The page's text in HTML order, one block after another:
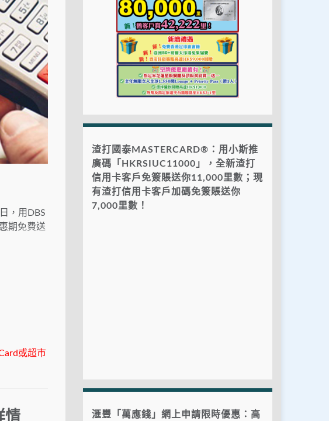
，用DBS
期免費送
或超市
情
渣打國泰MASTERCARD®：用小斯推
廣碼「HKRSIUC11000」，全新渣打
信用卡客戶免簽賬送你11,000里數；現
有渣打信用卡客戶加碼免簽賬送你
7,000里數！
滙豐「萬應錢」網上申請限時優惠：高